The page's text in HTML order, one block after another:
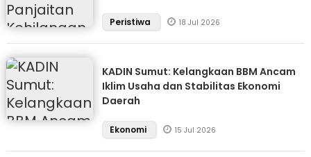
Peristiwa 18 Jul 2026
KADIN Sumut: Kelangkaan BBM Ancam
Iklim Usaha dan Stabilitas Ekonomi
Daerah
Ekonomi 15 Jul 2026